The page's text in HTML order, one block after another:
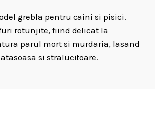
grebla pentru caini si pisici.
rotunjite, fiind delicat la
parul mort si murdaria, lasand
si stralucitoare.